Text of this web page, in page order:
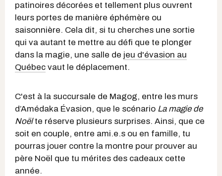
patinoires décorées et tellement plus ouvrent
leurs portes de manière éphémère ou
saisonnière. Cela dit, si tu cherches une sortie
qui va autant te mettre au défi que te plonger
dans la magie, une salle de jeu d'évasion au
Québec vaut le déplacement.
C'est à la succursale de Magog, entre les murs
d’Amédaka Évasion, que le scénario La magie de
Noëlte réserve plusieurs surprises. Ainsi, que ce
soit en couple, entre ami.e.s ou en famille, tu
pourras jouer contre la montre pour prouver au
père Noël que tu mérites des cadeaux cette
année.